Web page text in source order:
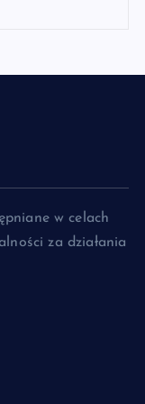
w celach
za działania